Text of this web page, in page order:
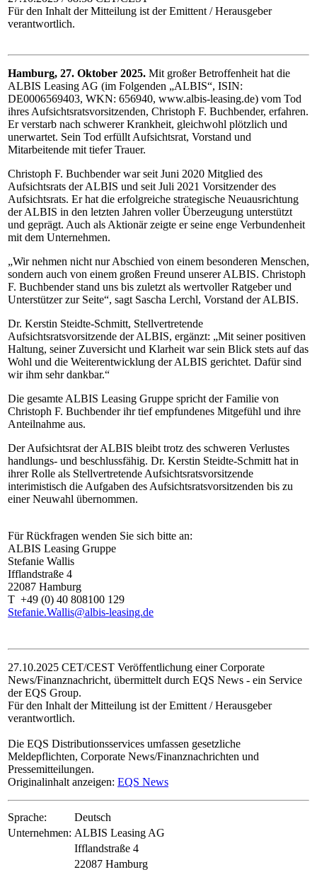
Für den Inhalt der Mitteilung ist der Emittent / Herausgeber
verantwortlich.
Hamburg, 27. Oktober 2025. Mit großer Betroffenheit hat die
ALBIS Leasing AG (im Folgenden „ALBIS“, ISIN:
DE0006569403, WKN: 656940, www.albis-leasing.de) vom Tod
ihres Aufsichtsratsvorsitzenden, Christoph F. Buchbender, erfahren.
Er verstarb nach schwerer Krankheit, gleichwohl plötzlich und
unerwartet. Sein Tod erfüllt Aufsichtsrat, Vorstand und
Mitarbeitende mit tiefer Trauer.
Christoph F. Buchbender war seit Juni 2020 Mitglied des
Aufsichtsrats der ALBIS und seit Juli 2021 Vorsitzender des
Aufsichtsrats. Er hat die erfolgreiche strategische Neuausrichtung
der ALBIS in den letzten Jahren voller Überzeugung unterstützt
und geprägt. Auch als Aktionär zeigte er seine enge Verbundenheit
mit dem Unternehmen.
„Wir nehmen nicht nur Abschied von einem besonderen Menschen,
sondern auch von einem großen Freund unserer ALBIS. Christoph
F. Buchbender stand uns bis zuletzt als wertvoller Ratgeber und
Unterstützer zur Seite“, sagt Sascha Lerchl, Vorstand der ALBIS.
Dr. Kerstin Steidte-Schmitt, Stellvertretende
Aufsichtsratsvorsitzende der ALBIS, ergänzt: „Mit seiner positiven
Haltung, seiner Zuversicht und Klarheit war sein Blick stets auf das
Wohl und die Weiterentwicklung der ALBIS gerichtet. Dafür sind
wir ihm sehr dankbar.“
Die gesamte ALBIS Leasing Gruppe spricht der Familie von
Christoph F. Buchbender ihr tief empfundenes Mitgefühl und ihre
Anteilnahme aus.
Der Aufsichtsrat der ALBIS bleibt trotz des schweren Verlustes
handlungs- und beschlussfähig. Dr. Kerstin Steidte-Schmitt hat in
ihrer Rolle als Stellvertretende Aufsichtsratsvorsitzende
interimistisch die Aufgaben des Aufsichtsratsvorsitzenden bis zu
einer Neuwahl übernommen.
Für Rückfragen wenden Sie sich bitte an:
ALBIS Leasing Gruppe
Stefanie Wallis
Ifflandstraße 4
22087 Hamburg
T +49 (0) 40 808100 129
Stefanie.Wallis@albis-leasing.de
27.10.2025 CET/CEST Veröffentlichung einer Corporate
News/Finanznachricht, übermittelt durch EQS News - ein Service
der EQS Group.
Für den Inhalt der Mitteilung ist der Emittent / Herausgeber
verantwortlich.
Die EQS Distributionsservices umfassen gesetzliche
Meldepflichten, Corporate News/Finanznachrichten und
Pressemitteilungen.
Originalinhalt anzeigen: EQS News
Sprache:
Deutsch
Unternehmen: ALBIS Leasing AG
Ifflandstraße 4
22087 Hamburg